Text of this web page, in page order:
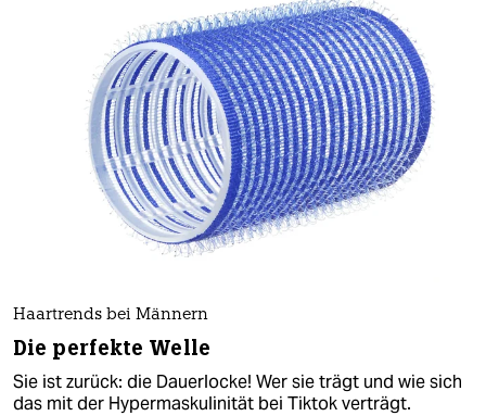
Haartrends bei Männern
Die perfekte Welle
Sie ist zurück: die Dauerlocke! Wer sie trägt und wie sich
das mit der Hypermaskulinität bei Tiktok verträgt.